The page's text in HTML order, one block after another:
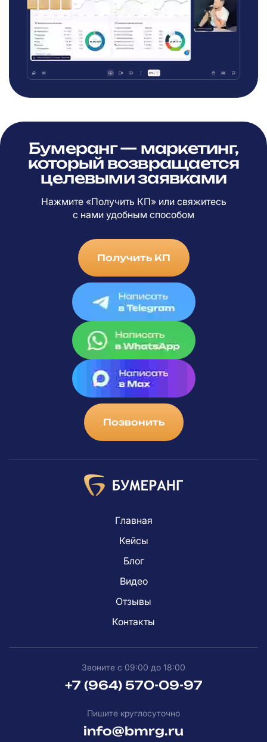
Бумеранг — маркетинг,
который возвращается
целевыми заявками
Нажмите «Получить КП» или свяжитесь
с нами удобным способом
Получить КП
Позвонить
Главная
Кейсы
Блог
Видео
Отзывы
Контакты
Звоните с 09:00 до 18:00
+7 (964) 570-09-97
Пишите круглосуточно
info@bmrg.ru